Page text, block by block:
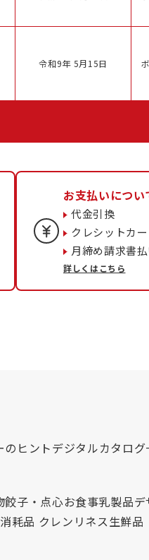
令和9年 5月15日
お支払いについ
代金引換
クレシットカ
月締め請求書
詳しくはこちら
のヒントデジタルカタログ
餃子・点心お食事乳製品デ
消耗品 クレンリネス生鮮品